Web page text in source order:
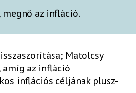
megnő az infláció.
Matolcsy
az infláció
inflációs céljának plusz-